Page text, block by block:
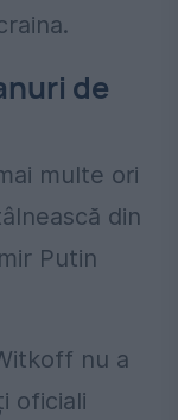
de
multe ori
din
Putin
nu a
oficiali